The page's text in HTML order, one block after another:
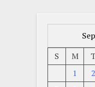
S
M
1
2